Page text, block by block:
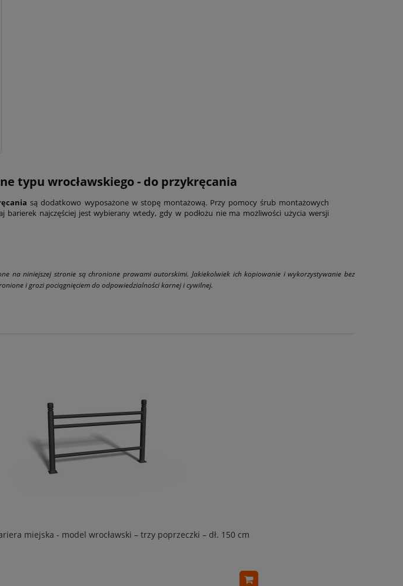
typu wrocławskiego - do przykręcania
są dodatkowo wyposażone w stopę montażową. Przy pomocy śrub montażowych
barierek najczęściej jest wybierany wtedy, gdy w podłożu nie ma możliwości użycia wersji
na niniejszej stronie są chronione prawami autorskimi. Jakiekolwiek ich kopiowanie i wykorzystywanie bez
i grozi pociągnięciem do odpowiedzialności karnej i cywilnej.
miejska - model wrocławski – trzy poprzeczki – dł. 150 cm